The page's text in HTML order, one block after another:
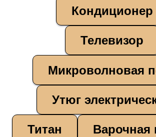
Кондиционер
Телевизор
Микроволновая
Утюг
Титан Варочная